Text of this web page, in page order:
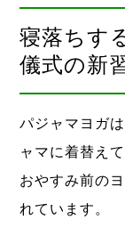
寝落ちす
儀式の新
パジャマヨガ
ャマに着替え
おやすみ前の
れています。